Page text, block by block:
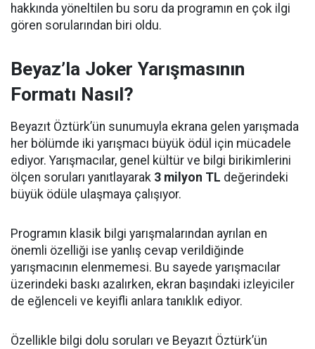
hakkında yöneltilen bu soru da programın en çok ilgi
gören sorularından biri oldu.
Beyaz’la Joker Yarışmasının
Formatı Nasıl?
Beyazıt Öztürk’ün sunumuyla ekrana gelen yarışmada
her bölümde iki yarışmacı büyük ödül için mücadele
ediyor. Yarışmacılar, genel kültür ve bilgi birikimlerini
ölçen soruları yanıtlayarak 3 milyon TL değerindeki
büyük ödüle ulaşmaya çalışıyor.
Programın klasik bilgi yarışmalarından ayrılan en
önemli özelliği ise yanlış cevap verildiğinde
yarışmacının elenmemesi. Bu sayede yarışmacılar
üzerindeki baskı azalırken, ekran başındaki izleyiciler
de eğlenceli ve keyifli anlara tanıklık ediyor.
Özellikle bilgi dolu soruları ve Beyazıt Öztürk’ün